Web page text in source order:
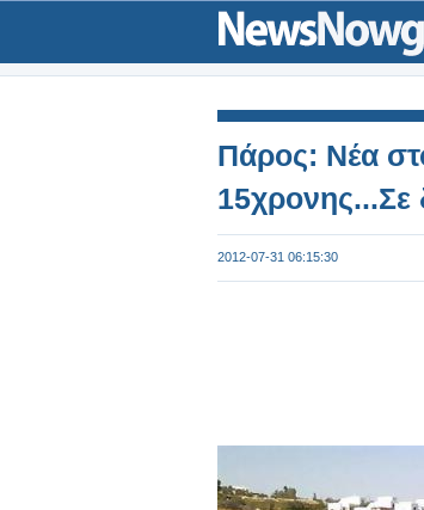
Πάρος: Νέα
2012-07-31 06:15:30